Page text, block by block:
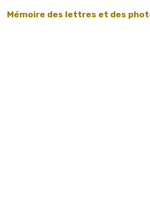
Mémoire des lettres et des